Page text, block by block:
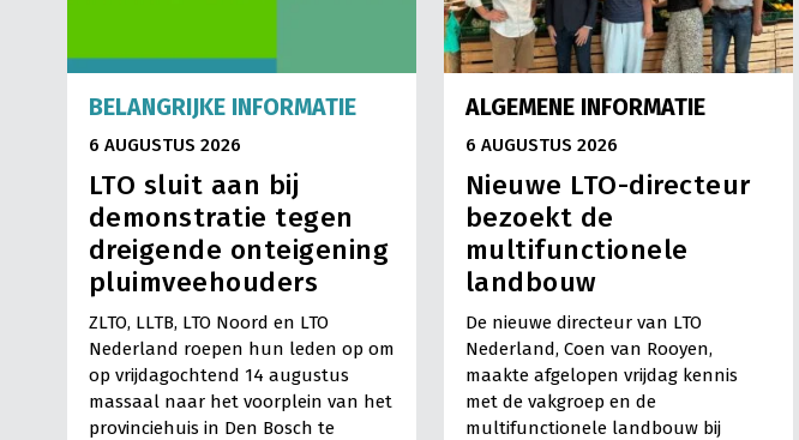
BELANGRIJKE INFORMATIE
6 AUGUSTUS 2026
LTO sluit aan bij
demonstratie tegen
dreigende onteigening
pluimveehouders
ZLTO, LLTB, LTO Noord en LTO
Nederland roepen hun leden op om
op vrijdagochtend 14 augustus
massaal naar het voorplein van het
provinciehuis in Den Bosch te
ALGEMENE INFORMATIE
6 AUGUSTUS 2026
Nieuwe LTO-directeur
bezoekt de
multifunctionele
landbouw
De nieuwe directeur van LTO
Nederland, Coen van Rooyen,
maakte afgelopen vrijdag kennis
met de vakgroep en de
multifunctionele landbouw bij